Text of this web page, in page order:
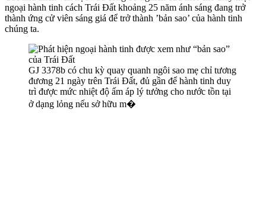
ngoại hành tinh cách Trái Đất khoảng 25 năm ánh sáng đang trở
thành ứng cử viên sáng giá để trở thành ’bản sao’ của hành tinh
chúng ta.
GJ 3378b có chu kỳ quay quanh ngôi sao mẹ chỉ tương
đương 21 ngày trên Trái Đất, đủ gần để hành tinh duy
trì được mức nhiệt độ ấm áp lý tưởng cho nước tồn tại
ở dạng lỏng nếu sở hữu m�